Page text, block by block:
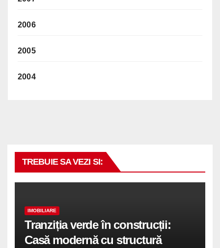
2006
2005
2004
TREBUIE SA VEZI SI:
IMOBILIARE
Tranziția verde în construcții:
Casă modernă cu structură